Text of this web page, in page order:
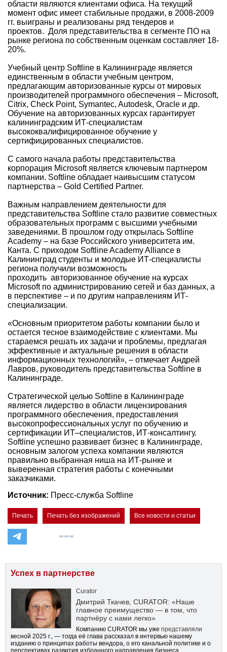
области являются клиентами офиса. На текущий
момент офис имеет стабильные продажи, в 2008-2009
гг. выиграны и реализованы ряд тендеров и
проектов. Доля представительства в сегменте ПО на
рынке региона по собственным оценкам составляет 18-
20%.
Учебный центр Softline в Калининграде является
единственным в области учебным центром,
предлагающим авторизованные курсы от мировых
производителей программного обеспечения – Microsoft,
Citrix, Check Point, Symantec, Autodesk, Oracle и др.
Обучение на авторизованных курсах гарантирует
калининградским ИТ-специалистам
высококвалифицированное обучение у
сертифицированных специалистов.
С самого начала работы представительства
корпорация Microsoft является ключевым партнером
компании. Softline обладает наивысшим статусом
партнерства – Gold Certified Partner.
Важным направлением деятельности для
представительства Softline стало развитие совместных
образовательных программ с высшими учебными
заведениями. В прошлом году открылась Softline
Academy – на базе Российского университета им.
Канта. С приходом Softline Academy Alliance в
Калининград студенты и молодые ИТ-специалисты
региона получили возможность
проходить авторизованное обучение на курсах
Microsoft по администрированию сетей и баз данных, а
в перспективе – и по другим направлениям ИТ-
специализации.
«Основным приоритетом работы компании было и
остается тесное взаимодействие с клиентами. Мы
стараемся решать их задачи и проблемы, предлагая
эффективные и актуальные решения в области
информационных технологий», – отмечает Андрей
Лавров, руководитель представительства Softline в
Калининграде.
Стратегической целью Softline в Калининграде
является лидерство в области лицензирования
программного обеспечения, предоставления
высокопрофессиональных услуг по обучению и
сертификации ИТ–специалистов, ИТ-консалтингу.
Softline успешно развивает бизнес в Калининграде,
основным залогом успеха компании являются
правильно выбранная ниша на ИТ-рынке и
выверенная стратегия работы с конечными
заказчиками.
Источник: Пресс-служба Softline
Печать Печать без изображений Все новости и статьи
Успех в партнерстве
Curator
Дмитрий Ткачев, CURATOR: «Наше
главное преимущество — в том, что
партнёру с нами легко»
Компанию CURATOR мы уже представляли
весной 2025 г., — тогда её глава рассказал в интервью нашему
изданию о принципах работы вендора, о его канальной политике и о